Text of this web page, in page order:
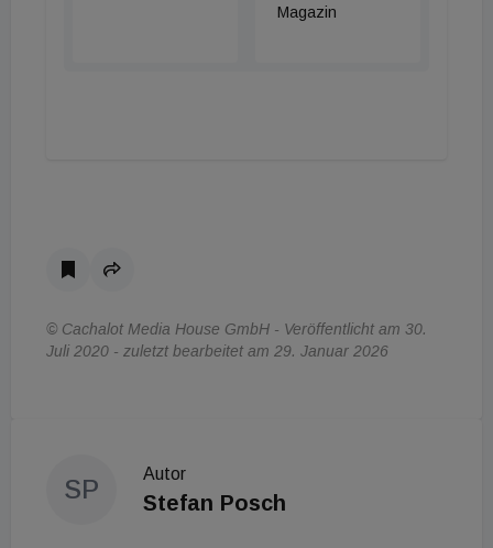
Magazin
© Cachalot Media House GmbH - Veröffentlicht am 30.
Juli 2020 - zuletzt bearbeitet am 29. Januar 2026
SP
Autor
Stefan Posch